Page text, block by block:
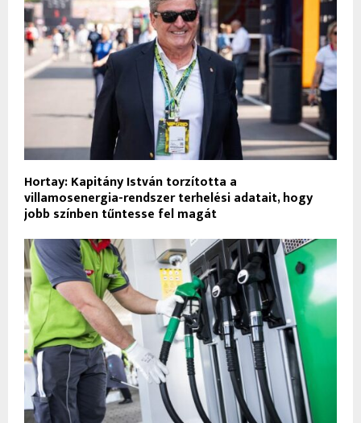
Hortay: Kapitány István torzította a
villamosenergia-rendszer terhelési adatait, hogy
jobb színben tűntesse fel magát